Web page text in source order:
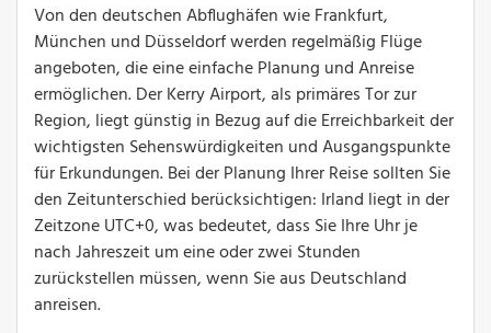
Von den deutschen Abflughäfen wie Frankfurt,
München und Düsseldorf werden regelmäßig Flüge
angeboten, die eine einfache Planung und Anreise
ermöglichen. Der Kerry Airport, als primäres Tor zur
Region, liegt günstig in Bezug auf die Erreichbarkeit der
wichtigsten Sehenswürdigkeiten und Ausgangspunkte
für Erkundungen. Bei der Planung Ihrer Reise sollten Sie
den Zeitunterschied berücksichtigen: Irland liegt in der
Zeitzone UTC+0, was bedeutet, dass Sie Ihre Uhr je
nach Jahreszeit um eine oder zwei Stunden
zurückstellen müssen, wenn Sie aus Deutschland
anreisen.